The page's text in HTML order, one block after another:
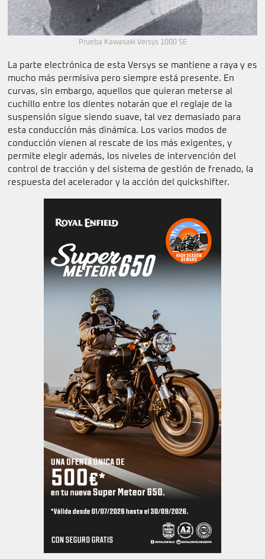
Prueba Kawasaki Versys 1000 SE
La parte electrónica de esta Versys se mantiene a raya y es
mucho más permisiva pero siempre está presente. En
curvas, sin embargo, aquellos que quieran meterse al
cuchillo entre los dientes notarán que el reglaje de la
suspensión sigue siendo suave, tal vez demasiado para
esta conducción más dinámica. Los varios modos de
conducción vienen al rescate de los más exigentes, y
permite elegir además, los niveles de intervención del
control de tracción y del sistema de gestión de frenado, la
respuesta del acelerador y la acción del quickshifter.